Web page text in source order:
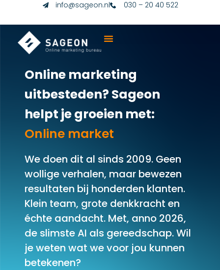
info@sageon.nl 030 – 20 40 522
Online marketing
uitbesteden? Sageon
helpt je groeien met:
Online market
We doen dit al sinds 2009. Geen
wollige verhalen, maar bewezen
resultaten bij honderden klanten.
Klein team, grote denkkracht en
échte aandacht. Met, anno 2026,
de slimste AI als gereedschap. Wil
je weten wat we voor jou kunnen
betekenen?